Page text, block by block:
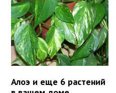
Алоэ и еще 6 растений